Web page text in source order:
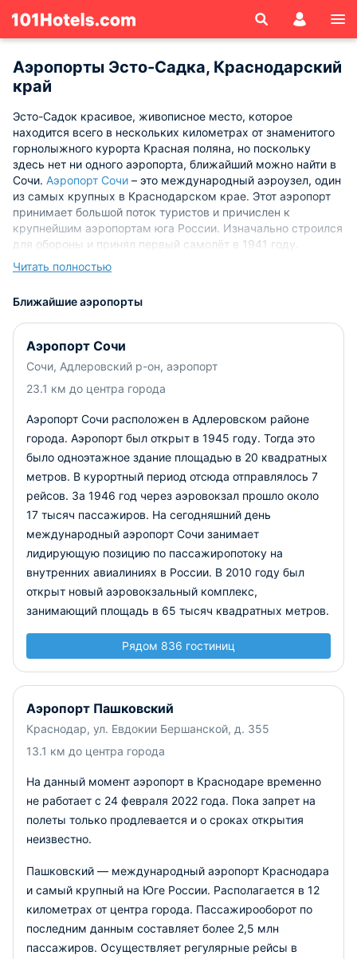
Аэропорты Эсто-Садка, Краснодарский
край
Эсто-Садок красивое, живописное место, которое
находится всего в нескольких километрах от знаменитого
горнолыжного курорта Красная поляна, но поскольку
здесь нет ни одного аэропорта, ближайший можно найти в
Сочи. Аэропорт Сочи – это международный аэроузел, один
из самых крупных в Краснодарском крае. Этот аэропорт
принимает большой поток туристов и причислен к
крупнейшим аэропортам юга России. Изначально строился
для обороны и принял первый самолёт в 1941 году.
Считается аэровокзалом первого класса, а посадка
самолётов происходит со стороны моря, ведь с другой
Читать полностью
Ближайшие аэропорты
Аэропорт Сочи
Сочи, Адлеровский р-он, аэропорт
23.1 км до центра города
Аэропорт Сочи расположен в Адлеровском районе
города. Аэропорт был открыт в 1945 году. Тогда это
было одноэтажное здание площадью в 20 квадратных
метров. В курортный период отсюда отправлялось 7
рейсов. За 1946 год через аэровокзал прошло около
17 тысяч пассажиров. На сегодняшний день
международный аэропорт Сочи занимает
лидирующую позицию по пассажиропотоку на
внутренних авиалиниях в России. В 2010 году был
открыт новый аэровокзальный комплекс,
занимающий площадь в 65 тысяч квадратных метров.
Рядом 836 гостиниц
Аэропорт Пашковский
Краснодар, ул. Евдокии Бершанской, д. 355
13.1 км до центра города
На данный момент аэропорт в Краснодаре временно
не работает с 24 февраля 2022 года. Пока запрет на
полеты только продлевается и о сроках открытия
неизвестно.
Пашковский — международный аэропорт Краснодара
и самый крупный на Юге России. Располагается в 12
километрах от центра города. Пассажирооборот по
последним данным составляет более 2,5 млн
пассажиров. Осуществляет регулярные рейсы в